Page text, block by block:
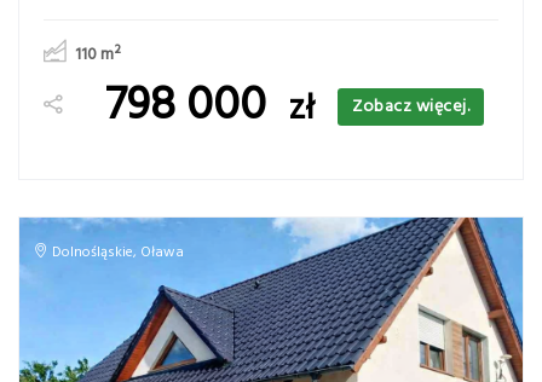
110m²
798 000 zł Zobacz więcej.
Dolnośląskie, Oława